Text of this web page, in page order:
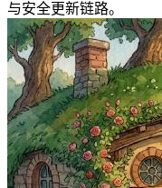
与安全更新链路。